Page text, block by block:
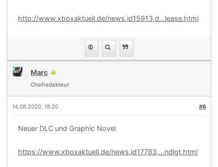
http://www.xboxaktuell.de/news,id15913,d...lease.html
Marc
Chefredakteur
#6
14.06.2020, 18:20
Neuer DLC und Graphic Novel
https://www.xboxaktuell.de/news,id17783,...ndigt.html